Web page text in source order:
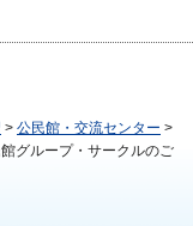
> 公民館・交流センター >
グループ・サークルのご